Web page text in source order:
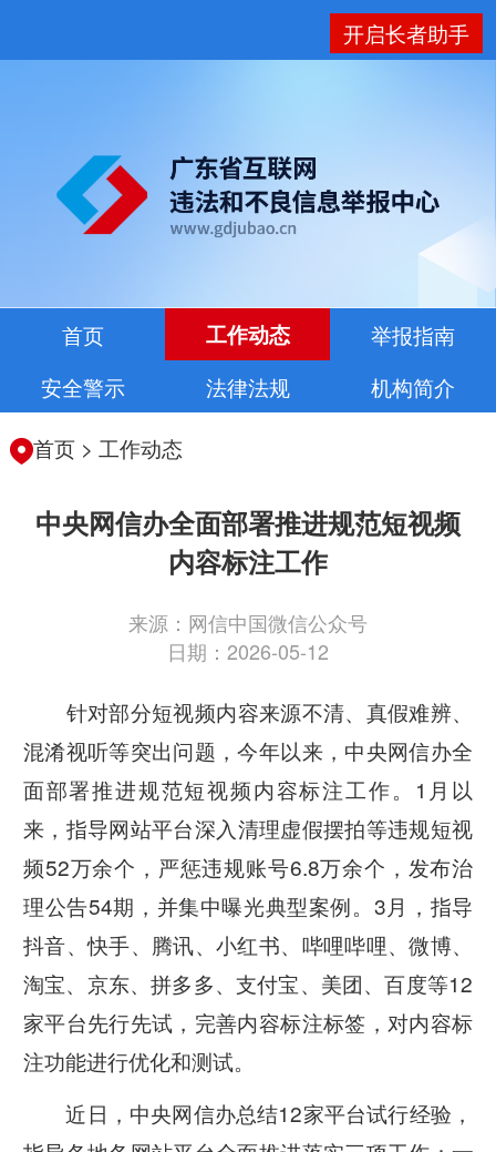
开启长者助手
首页 工作动态
举报指南
安全警示
法律法规 机构简介
首页> 工作动态
中央网信办全面部署推进规范短视频
内容标注工作
来源：网信中国微信公众号
日期：2026-05-12
针对部分短视频内容来源不清、真假难辨、
混淆视听等突出问题，今年以来，中央网信办全
面部署推进规范短视频内容标注工作。 1 月以
来，指导网站平台深入清理虚假摆拍等违规短视
频52万余个，严惩违规账号6.8万余个， 发布治
理公告54期，并集中曝光典型案例。 3月，指导
抖音、快手、腾讯、小红书、哔哩哔哩、微博、
淘宝、京东、拼多多、支付宝、美团、百度等12
家平台先行先试，完善内容标注标签，对内容标
注功能进行优化和测试。
近日，中央网信办总结12家平台试行经验，